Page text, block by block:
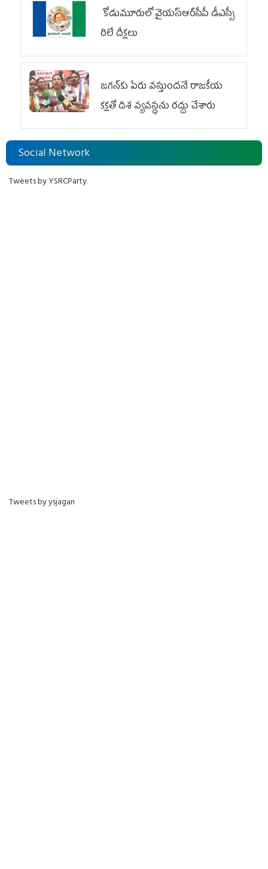
కోడుమూరులో వైయ‌స్ఆర్‌సీపీ డీఎస్సీ
రిలే దీక్షలు
జగన్‌కు పేరు వస్తుందనే రాజకీయ
కక్షతో దిశ వ్య‌వ‌స్థ‌ను రద్దు చేశారు
Social Network
Tweets by YSRCParty
Tweets by ysjagan